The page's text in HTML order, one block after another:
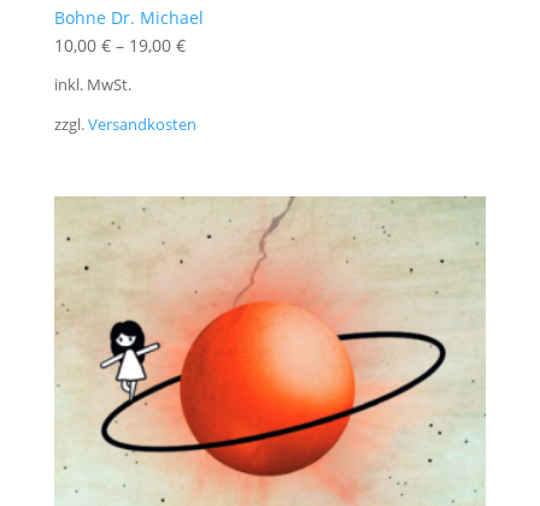
Bohne Dr. Michael
10,00 €– 19,00 €
inkl. MwSt.
zzgl.Versandkosten